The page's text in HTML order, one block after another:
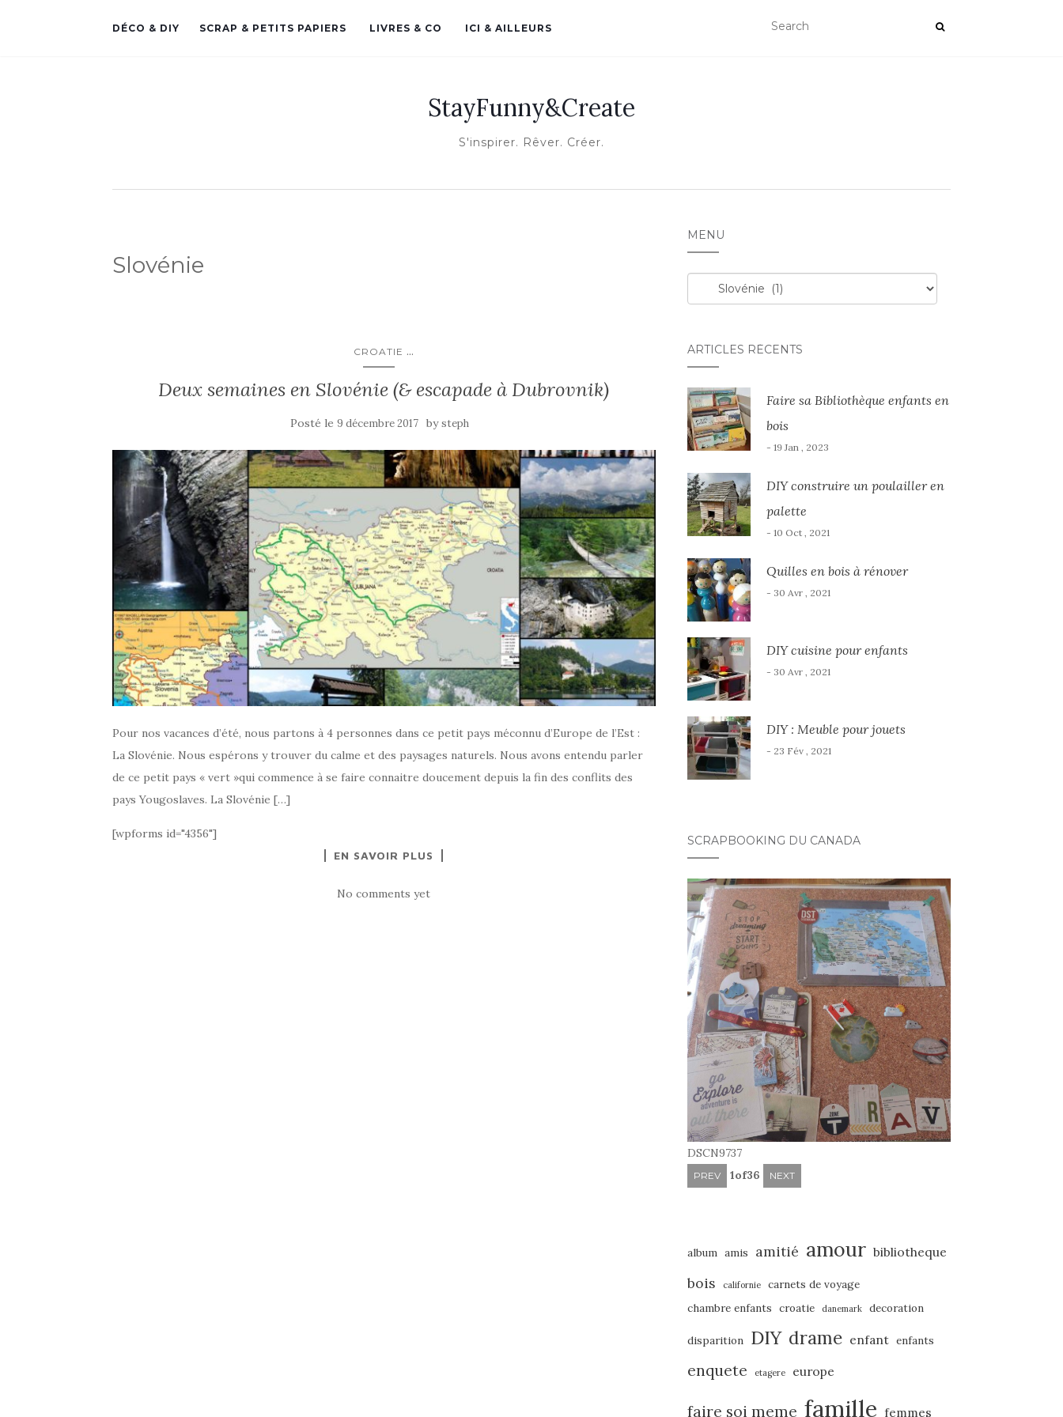
DÉCO & DIY SCRAP & PETITS PAPIERS LIVRES & CO ICI & AILLEURS
StayFunny&Create
S'inspirer. Rêver. Créer.
Slovénie
CROATIE ...
Deux semaines en Slovénie (& escapade à Dubrovnik)
Posté le9 décembre 2017 bysteph
Pour nos vacances d’été, nous partons à 4 personnes dans ce petit pays méconnu d’Europe de l’Est :
La Slovénie. Nous espérons y trouver du calme et des paysages naturels. Nous avons entendu parler
de ce petit pays « vert »qui commence à se faire connaitre doucement depuis la fin des conflits des
pays Yougoslaves. La Slovénie […]
[wpforms id="4356"]
EN SAVOIR PLUS
No comments yet
MENU
ARTICLES RÉCENTS
Faire sa Bibliothèque enfants en
bois
- 19 Jan , 2023
DIY construire un poulailler en
palette
- 10 Oct , 2021
Quilles en bois à rénover
- 30 Avr , 2021
DIY cuisine pour enfants
- 30 Avr , 2021
DIY : Meuble pour jouets
- 23 Fév , 2021
SCRAPBOOKING DU CANADA
DSCN9737
PREV 1of36 NEXT
album amis amitié amour bibliotheque
bois californie
carnets de voyage
chambre enfants croatie danemark decoration
disparition DIY drame enfant enfants
enquete etagere europe
faire soi meme famille femmes